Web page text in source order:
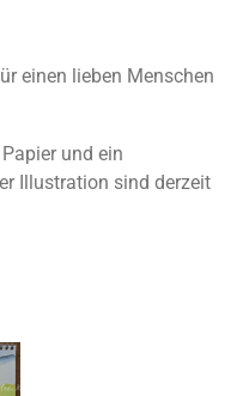
einen lieben Menschen
und ein
Illustration sind derzeit